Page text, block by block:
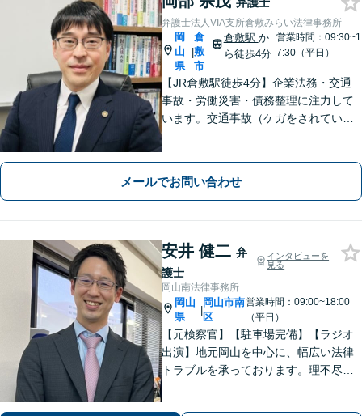
弁護士法人VIA支所倉敷みらい法律事務所
岡
山
県
|
倉
敷
市
倉敷駅 か
ら徒歩4分
営業時間：09:30~1
7:30（平日）
【JR倉敷駅徒歩4分】企業法務・交通
事故・労働災害・債務整理に注力して
います。交通事故（ケガをされている
無料です。
メールでお問い合わせ
安井 健二 弁
護士
インタビューを
見る
岡山南法律事務所
岡山
県
|
岡山市南
区
営業時間：09:00~18:00
（平日）
【元検察官】【駐車場完備】【ラジオ
出演】地元岡山を中心に、幅広い法律
トラブルを承っております。理不尽な